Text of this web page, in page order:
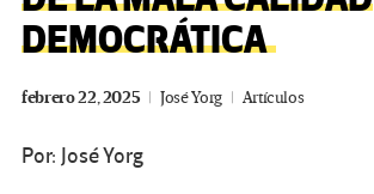
DEMOCRÁTICA
febrero 22, 2025 José Yorg Artículos
Por: José Yorg